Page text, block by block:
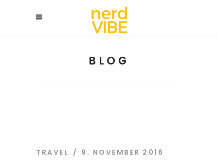
BLOG
TRAVEL 9. NOVEMBER 2016